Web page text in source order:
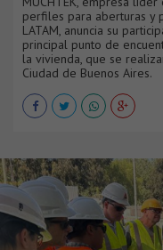
perfiles para aberturas y
LATAM, anuncia su
principal punto de
la vivienda, que se
Ciudad de Buenos Aires.